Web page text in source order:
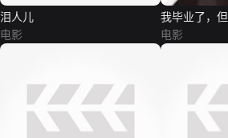
泪人儿
电影
我毕业了，但
电影